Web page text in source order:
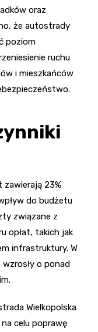
oraz
że autostrady
poziom
ruchu
i mieszkańców
zawierają 23%
do budżetu
związane z
opłat, takich jak
infrastruktury. W
o ponad
Wielkopolska
celu poprawę